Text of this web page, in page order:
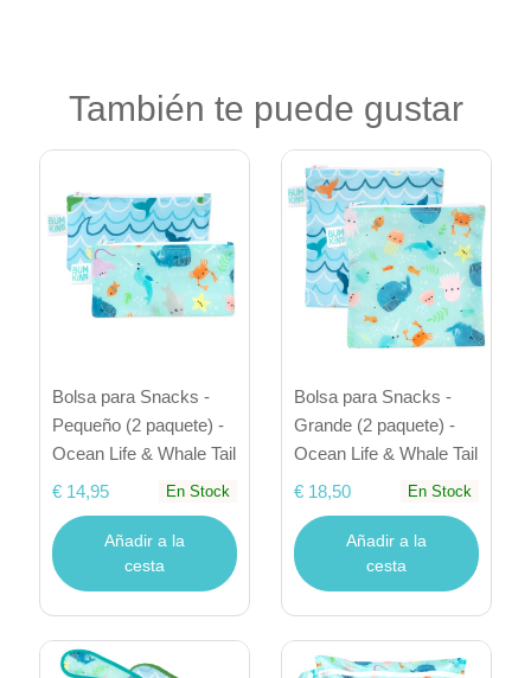
También te puede gustar
Bolsa para Snacks -
Pequeño (2 paquete) -
Ocean Life & Whale Tail
€ 14,95
En Stock
Añadir a la
cesta
Bolsa para Snacks -
Grande (2 paquete) -
Ocean Life & Whale Tail
€ 18,50
En Stock
Añadir a la
cesta